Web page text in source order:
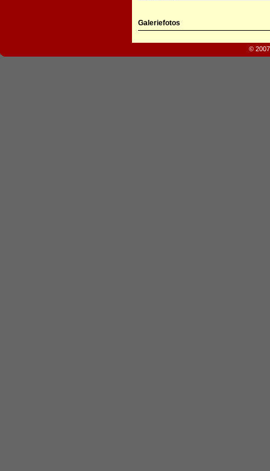
Galeriefotos
©